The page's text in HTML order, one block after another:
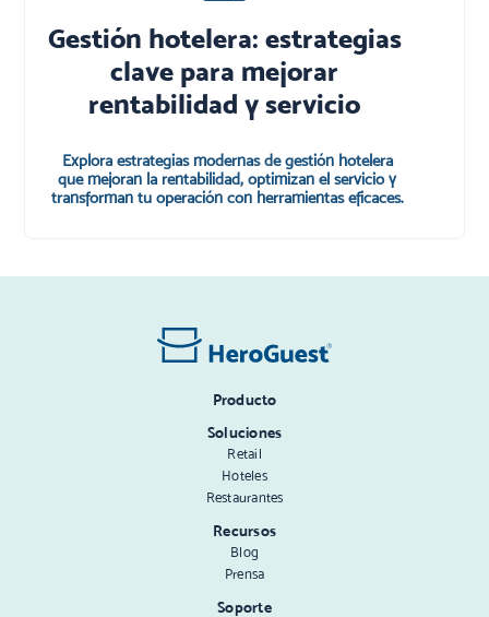
Gestión hotelera: estrategias
clave para mejorar
rentabilidad y servicio
Explora estrategias modernas de gestión hotelera
que mejoran la rentabilidad, optimizan el servicio y
transforman tu operación con herramientas eficaces.
Producto
Soluciones
Retail
Hoteles
Restaurantes
Recursos
Blog
Prensa
Soporte